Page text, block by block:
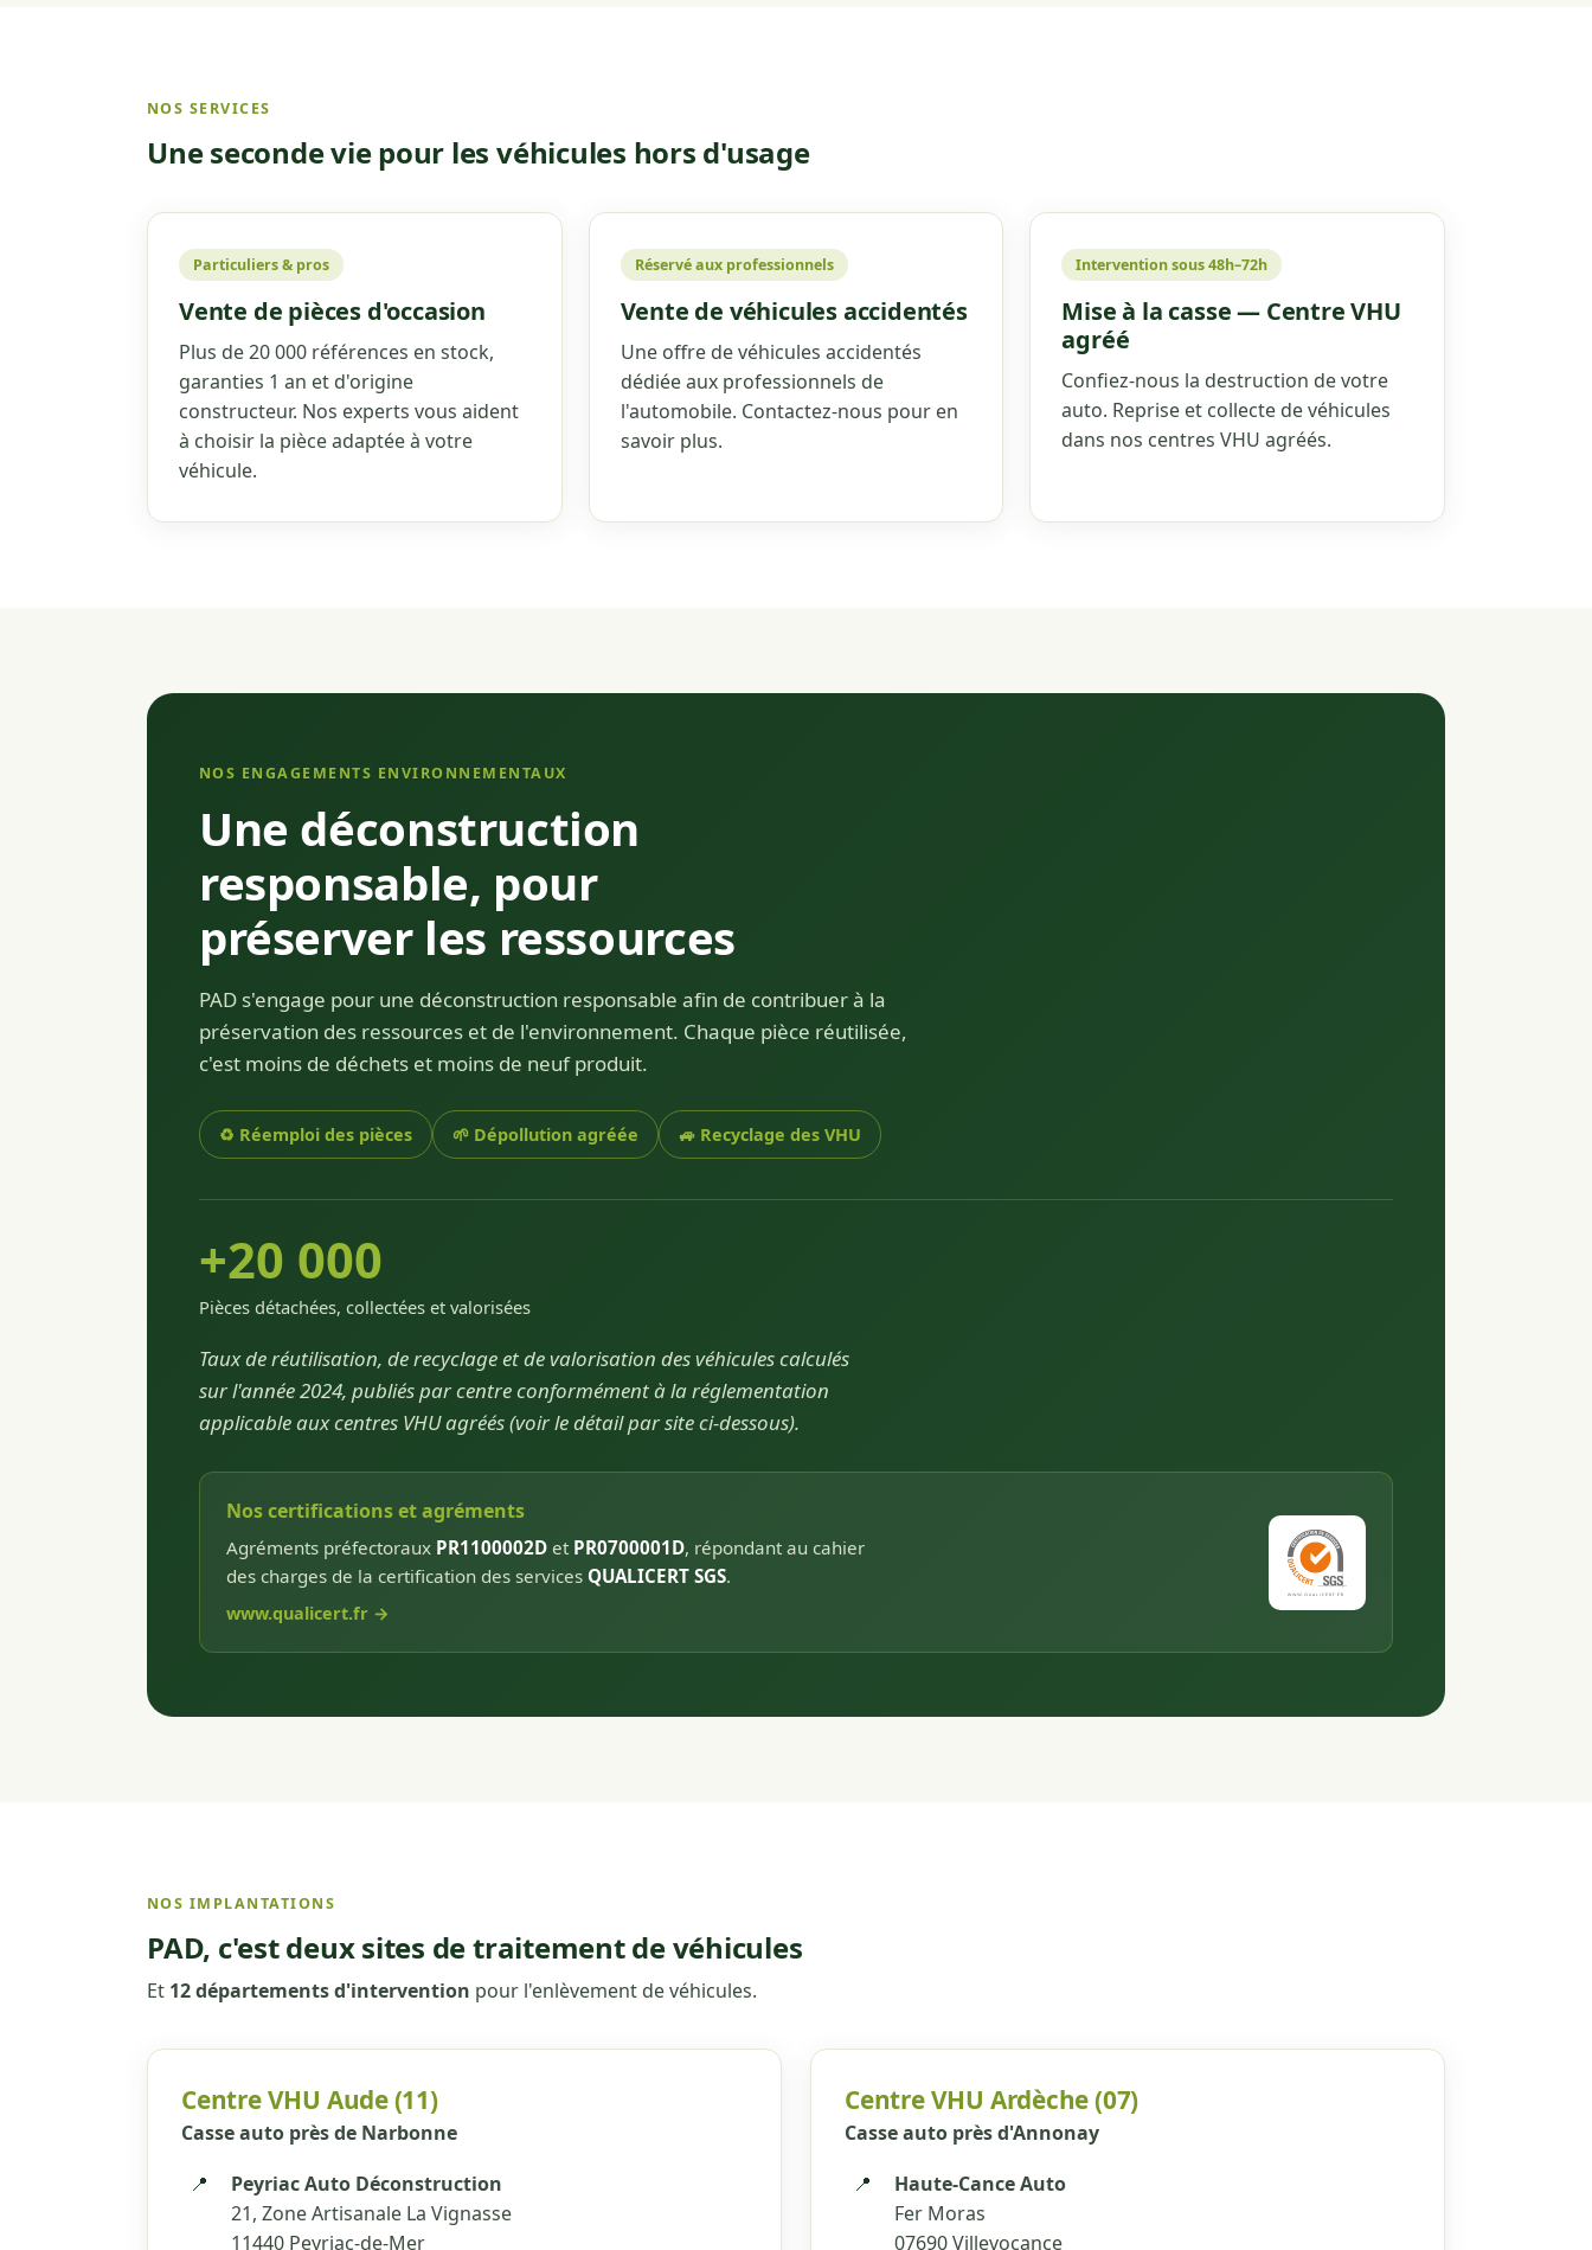
NOS SERVICES
Une seconde vie pour les véhicules hors d'usage
Particuliers & pros
Vente de pièces d'occasion
Plus de 20 000 références en stock,
garanties 1 an et d'origine
constructeur. Nos experts vous aident
à choisir la pièce adaptée à votre
véhicule.
Réservé aux professionnels
Vente de véhicules accidentés
Une offre de véhicules accidentés
dédiée aux professionnels de
l'automobile. Contactez-nous pour en
savoir plus.
Intervention sous 48h–72h
Mise à la casse — Centre VHU
agréé
Confiez-nous la destruction de votre
auto. Reprise et collecte de véhicules
dans nos centres VHU agréés.
NOS ENGAGEMENTS ENVIRONNEMENTAUX
Une déconstruction
responsable, pour
préserver les ressources
PAD s'engage pour une déconstruction responsable afin de contribuer à la
préservation des ressources et de l'environnement. Chaque pièce réutilisée,
c'est moins de déchets et moins de neuf produit.
♻️ Réemploi des pièces 🌱 Dépollution agréée 🚙 Recyclage des VHU
+20 000
Pièces détachées, collectées et valorisées
Taux de réutilisation, de recyclage et de valorisation des véhicules calculés
sur l'année 2024, publiés par centre conformément à la réglementation
applicable aux centres VHU agréés (voir le détail par site ci-dessous).
Nos certifications et agréments
Agréments préfectoraux PR1100002D et PR0700001D, répondant au cahier
des charges de la certification des services QUALICERT SGS.
www.qualicert.fr →
NOS IMPLANTATIONS
PAD, c'est deux sites de traitement de véhicules
Et 12 départements d'intervention pour l'enlèvement de véhicules.
Centre VHU Aude (11)
Casse auto près de Narbonne
📍
Peyriac Auto Déconstruction
21, Zone Artisanale La Vignasse
11440 Peyriac-de-Mer
Centre VHU Ardèche (07)
Casse auto près d'Annonay
📍
Haute-Cance Auto
Fer Moras
07690 Villevocance